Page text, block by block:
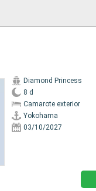
Diamond Princess
8 d
Camarote exterior
Yokohama
03/10/2027